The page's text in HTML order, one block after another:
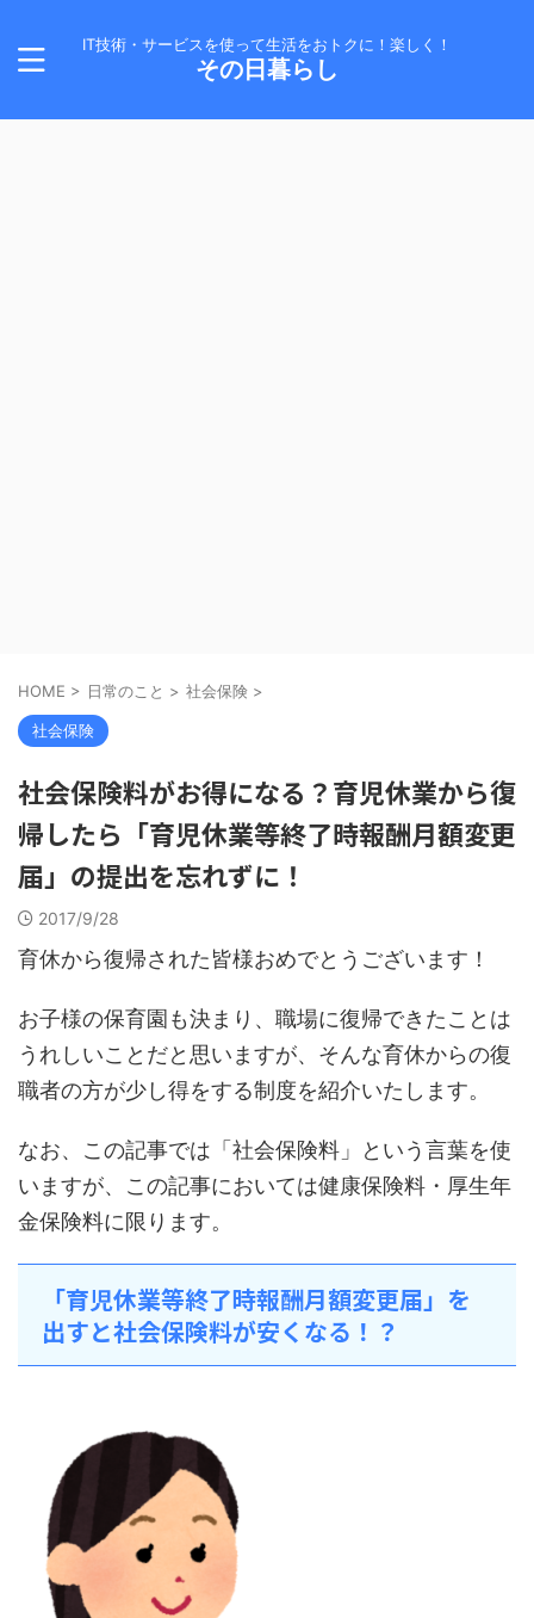
IT技術・サービスを使って生活をおトクに！楽しく！
その日暮らし
HOME > 日常のこと > 社会保険 >
社会保険
社会保険料がお得になる？育児休業から復
帰したら「育児休業等終了時報酬月額変更
届」の提出を忘れずに！
2017/9/28
育休から復帰された皆様おめでとうございます！
お子様の保育園も決まり、職場に復帰できたことは
うれしいことだと思いますが、そんな育休からの復
職者の方が少し得をする制度を紹介いたします。
なお、この記事では「社会保険料」という言葉を使
いますが、この記事においては健康保険料・厚生年
金保険料に限ります。
「育児休業等終了時報酬月額変更届」を
出すと社会保険料が安くなる！？